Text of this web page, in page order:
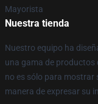
Mayorista
Nuestra tienda
Nuestro equipo ha
una gama de productos
no es sólo para mostrar
manera de expresar su